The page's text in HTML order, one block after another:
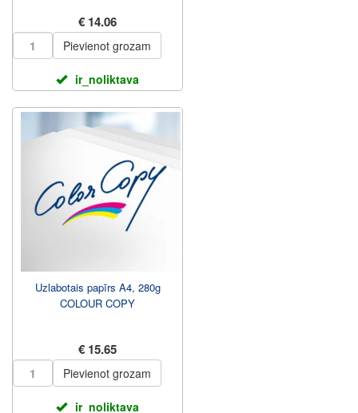
€ 14.06
Pievienot grozam
ir_noliktava
Uzlabotais papīrs A4, 280g
COLOUR COPY
€ 15.65
Pievienot grozam
ir_noliktava